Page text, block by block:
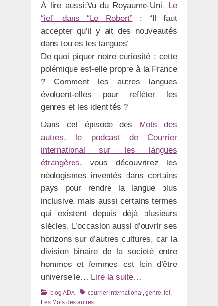
À lire aussi:Vu du Royaume-Uni. Le
“iel” dans “Le Robert” : “Il faut
accepter qu’il y ait des nouveautés
dans toutes les langues”
De quoi piquer notre curiosité : cette
polémique est-elle propre à la France
? Comment les autres langues
évoluent-elles pour refléter les
genres et les identités ?
Dans cet épisode des Mots des
autres, le podcast de Courrier
international sur les langues
étrangères, vous découvrirez les
néologismes inventés dans certains
pays pour rendre la langue plus
inclusive, mais aussi certains termes
qui existent depuis déjà plusieurs
siècles. L’occasion aussi d’ouvrir ses
horizons sur d’autres cultures, car la
division binaire de la société entre
hommes et femmes est loin d’être
universelle… Lire la suite…
Catégories
blog ADA Tagscourrier international genre iel
Les Mots des autres